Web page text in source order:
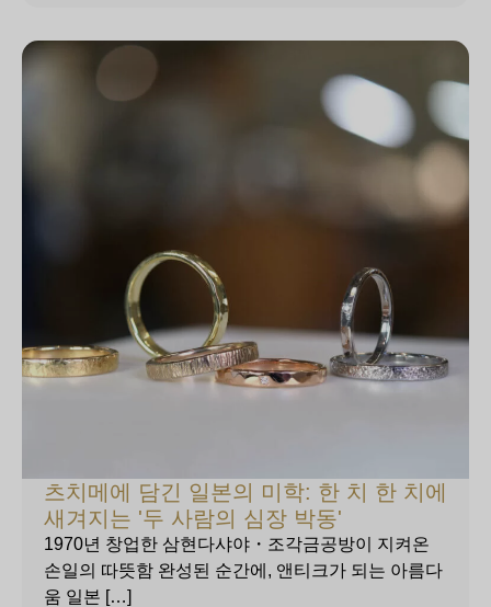
츠치메에 담긴 일본의 미학: 한 치 한 치에
새겨지는 '두 사람의 심장 박동'
1970년 창업한 삼현다샤야・조각금공방이 지켜온
손일의 따뜻함 완성된 순간에, 앤티크가 되는 아름다
움 일본 […]